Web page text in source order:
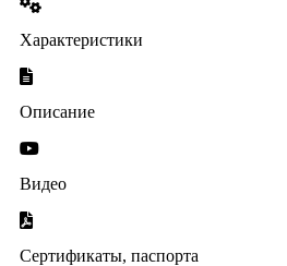
Характеристики
Описание
Видео
Сертификаты, паспорта